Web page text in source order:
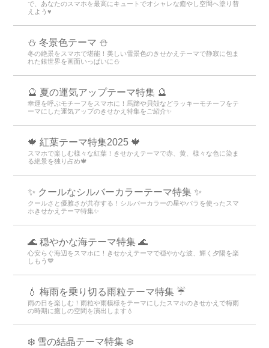
で、あなたのスマホを最高にキュートでオシャレな癒やし空間へ塗り替
えよう♥️
⛄️ 冬景色テーマ ⛄️
冬の絶景をスマホで堪能！美しい雪景色のきせかえテーマで静寂に包ま
れた銀世界を画面いっぱいに⛄️
🔮 夏の運気アップテーマ特集 🔮
幸運を呼ぶモチーフをスマホに！馬蹄や貝殻などラッキーモチーフをテ
ーマにした運気アップのきせかえ特集をご紹介✨
🍁 紅葉テーマ特集2025 🍁
スマホで楽しむ様々な紅葉！きせかえテーマで赤、黄、様々な色に染ま
る絶景を独り占め🍁
✨ クールなシルバーカラーテーマ特集 ✨
クールさと優雅さが共存する！シルバーカラーの星やバラを使ったスマ
ホきせかえテーマ特集✨
🌊 穏やかな海テーマ特集 🌊
心安らぐ海辺をスマホに！きせかえテーマで穏やかな波、輝く夕陽を楽
しもう💙
💧 梅雨を乗り切る雨粒テーマ特集 ☔
雨の日を楽しむ！雨粒や雨模様をテーマにしたスマホのきせかえで梅雨
の時期に癒しの空間を演出します💧
❄️ 雪の結晶テーマ特集 ❄️